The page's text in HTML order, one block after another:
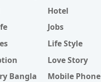
Hotel
Jobs
Life Style
Love Story
Bangla
Mobile Phone